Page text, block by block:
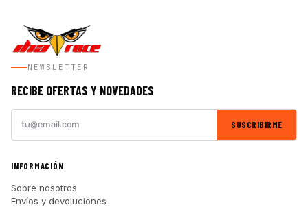
NEWSLETTER
RECIBE OFERTAS Y NOVEDADES
SUSCRIBIRME
INFORMACIÓN
Sobre nosotros
Envíos y devoluciones